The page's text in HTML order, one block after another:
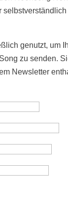
genutzt, um
zu senden.
Newsletter